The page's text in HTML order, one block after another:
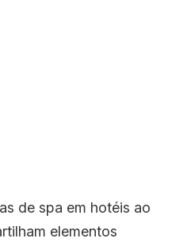
de spa em hotéis ao
elementos